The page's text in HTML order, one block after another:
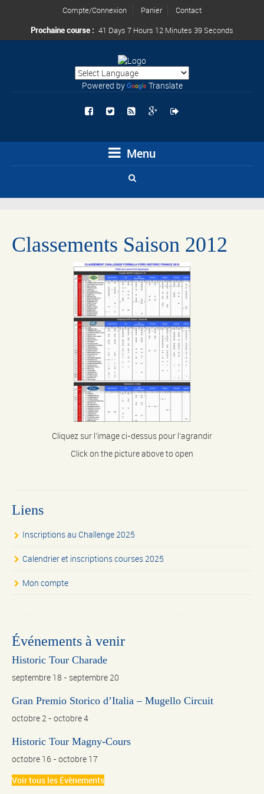
Compte/Connexion Panier
Contact
Prochaine course : 41 Days 7 Hours 12 Minutes 39 Seconds
Powered by Translate
Menu
Classements Saison 2012
Cliquez sur l’image ci-dessus pour l’agrandir
Click on the picture above to open
Liens
Inscriptions au Challenge 2025
Calendrier et inscriptions courses 2025
Mon compte
Événements à venir
Historic Tour Charade
septembre 18 - septembre 20
Gran Premio Storico d’Italia – Mugello Circuit
octobre 2 - octobre 4
Historic Tour Magny-Cours
octobre 16 - octobre 17
Voir tous les Évènements